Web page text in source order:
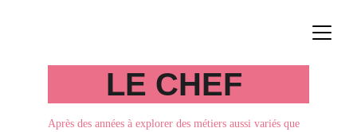
LE CHEF
Après des années à explorer des métiers aussi variés que